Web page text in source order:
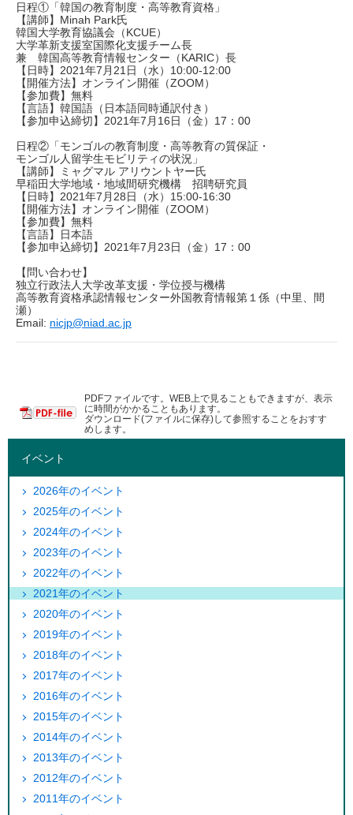
日程①「韓国の教育制度・高等教育資格」
【講師】Minah Park氏
韓国大学教育協議会（KCUE）
大学革新支援室国際化支援チーム長
兼 韓国高等教育情報センター（KARIC）長
【日時】2021年7月21日（水）10:00-12:00
【開催方法】オンライン開催（ZOOM）
【参加費】無料
【言語】韓国語（日本語同時通訳付き）
【参加申込締切】2021年7月16日（金）17：00
日程②「モンゴルの教育制度・高等教育の質保証・
モンゴル人留学生モビリティの状況」
【講師】ミャグマル アリウントヤー氏
早稲田大学地域・地域間研究機構 招聘研究員
【日時】2021年7月28日（水）15:00-16:30
【開催方法】オンライン開催（ZOOM）
【参加費】無料
【言語】日本語
【参加申込締切】2021年7月23日（金）17：00
【問い合わせ】
独立行政法人大学改革支援・学位授与機構
高等教育資格承認情報センター外国教育情報第１係（中里、間
瀬）
Email: nicjp@niad.ac.jp
PDFファイルです。WEB上で見ることもできますが、表示
に時間がかかることもあります。
ダウンロード(ファイルに保存)して参照することをおすす
めします。
イベント
2026年のイベント
2025年のイベント
2024年のイベント
2023年のイベント
2022年のイベント
2021年のイベント
2020年のイベント
2019年のイベント
2018年のイベント
2017年のイベント
2016年のイベント
2015年のイベント
2014年のイベント
2013年のイベント
2012年のイベント
2011年のイベント